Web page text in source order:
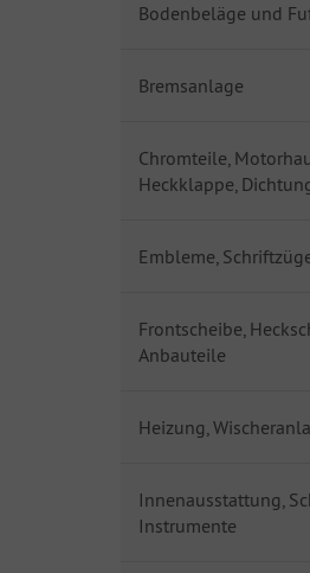
Bodenbeläge und
Bremsanlage
Chromteile,
Heckklappe,
Embleme,
Frontscheibe,
Anbauteile
Heizung,
Innenausstattung,
Instrumente